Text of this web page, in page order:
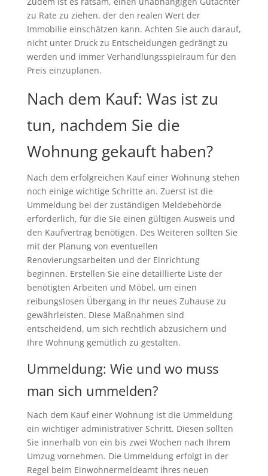
zu Rate zu ziehen, der den realen Wert der
Immobilie einschätzen kann. Achten Sie auch darauf,
nicht unter Druck zu Entscheidungen gedrängt zu
werden und immer Verhandlungsspielraum für den
Preis einzuplanen.
Nach dem Kauf: Was ist zu
tun, nachdem Sie die
Wohnung gekauft haben?
Nach dem erfolgreichen Kauf einer Wohnung stehen
noch einige wichtige Schritte an. Zuerst ist die
Ummeldung bei der zuständigen Meldebehörde
erforderlich, für die Sie einen gültigen Ausweis und
den Kaufvertrag benötigen. Des Weiteren sollten Sie
mit der Planung von eventuellen
Renovierungsarbeiten und der Einrichtung
beginnen. Erstellen Sie eine detaillierte Liste der
benötigten Arbeiten und Möbel, um einen
reibungslosen Übergang in Ihr neues Zuhause zu
gewährleisten. Diese Maßnahmen sind
entscheidend, um sich rechtlich abzusichern und
Ihre Wohnung gemütlich zu gestalten.
Ummeldung: Wie und wo muss
man sich ummelden?
Nach dem Kauf einer Wohnung ist die Ummeldung
ein wichtiger administrativer Schritt. Diesen sollten
Sie innerhalb von ein bis zwei Wochen nach Ihrem
Umzug vornehmen. Die Ummeldung erfolgt in der
Regel beim Einwohnermeldeamt Ihres neuen